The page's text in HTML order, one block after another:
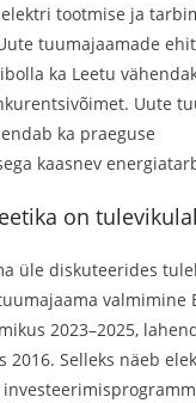
elektri tootmise ja
tuumajaamade
ka Leetu
Uute
ka praeguse
kaasnev
on
üle diskuteerides
valmimine
2023–2025,
2016. Selleks näeb